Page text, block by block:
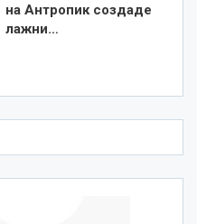
на Антропик создаде
лажни…